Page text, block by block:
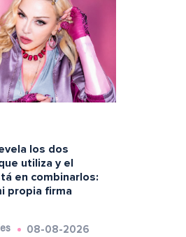
los dos
utiliza y el
en combinarlos:
propia firma
08-08-2026